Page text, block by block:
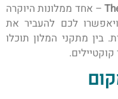
– אחד ממלונות היוקרה
לכם להעביר את
בין מתקני המלון תוכלו